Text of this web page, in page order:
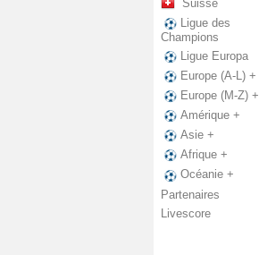
Suisse
Ligue des
Champions
Ligue Europa
Europe (A-L) +
Europe (M-Z) +
Amérique +
Asie +
Afrique +
Océanie +
Partenaires
Livescore